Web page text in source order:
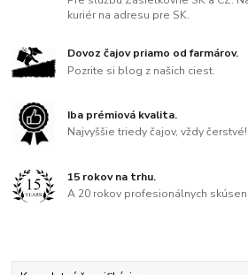
kuriér na adresu pre SK.
Dovoz čajov priamo od farmárov.
Pozrite si blog z našich ciest.
Iba prémiová kvalita.
Najvyššie triedy čajov, vždy čerstvé!
15 rokov na trhu.
A 20 rokov profesionálnych